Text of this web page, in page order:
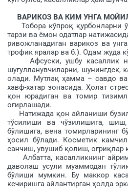
ВАРИКОЗ ВА КИМ УНГА
Тобора кўпроқ қурбонларни
тарзи ва ёмон одатлар
ривожланадиган варикоз ва
трофик яралар ва б.). Одам жуда
Афсуски, ушбу касаллик
шуғулланувчиларни, шунингдек,
олади. Мутлақ ҳамма – савдо
хавф-хатар зонасида. Ҳолат
қон юрадиган ва томир
оғирлашади.
Натижада қон айланиши
тўсилиши ва чўзилишига, шиш,
бўлишига, вена томирларининг
ҳосил бўлади. Косметик
санчиш, увушиб қолиш,
Албатта, касалликнинг
даволаш усули муаммодан
бўлиши мумкин. Бу маккор
кечиришга айлантирган ҳолда